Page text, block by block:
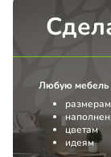
Любую мебель
размерам
цветам
идеям